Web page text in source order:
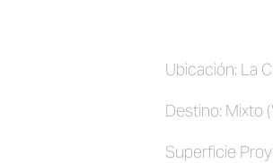
Ubicación: La
Destino: Mixto
Superficie